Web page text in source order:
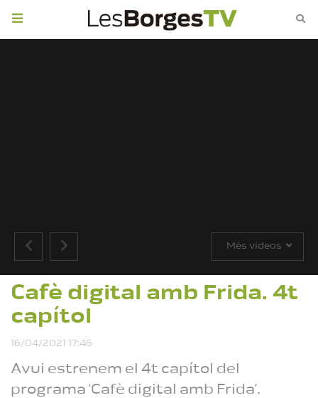
Toggle
Més vídeos
Cafè digital amb Frida. 4t
capítol
16/04/2021 17:46
Avui estrenem el 4t capítol del
programa ‘Cafè digital amb Frida’.